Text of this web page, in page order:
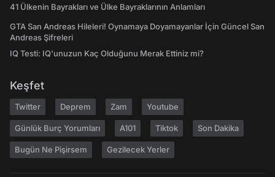
41 Ülkenin Bayrakları ve Ülke Bayraklarının Anlamları
GTA San Andreas Hileleri! Oynamaya Doyamayanlar İçin Güncel San
Andreas Şifreleri
IQ Testi: IQ'unuzun Kaç Olduğunu Merak Ettiniz mi?
Keşfet
Twitter Deprem Zam Youtube
Günlük Burç Yorumları A101 Tiktok Son Dakika
Bugün Ne Pişirsem Gezilecek Yerler